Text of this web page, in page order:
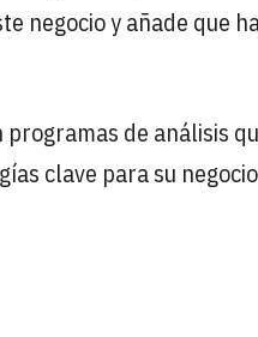
negocio y añade que
de análisis
clave para su